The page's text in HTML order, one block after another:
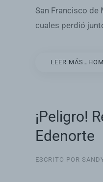
San Francisco de
cuales perdió
LEER
¡Peligro!
Edenorte
ESCRITO POR